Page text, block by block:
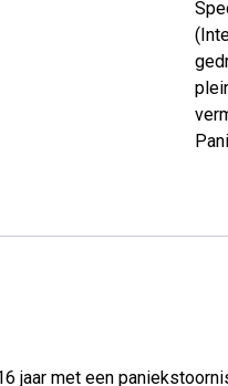
jaar met een